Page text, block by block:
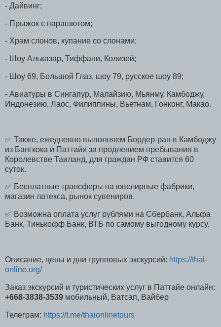
- Дайвинг;
- Прыжок с парашютом;
- Храм слонов, купание со слонами;
- Шоу Альказар, Тиффани, Колизей;
- Шоу 69, Большой Глаз, шоу 79, русское шоу 89;
- Авиатуры в Сингапур, Малайзию, Мьянму, Камбоджу,
Индонезию, Лаос, Филиппины, Вьетнам, Гонконг, Макао.
✅ Также, ежедневно выполняем Бордер-ран в Камбоджу
из Бангкока и Паттайи за продлением пребывания в
Королевстве Таиланд, для граждан РФ ставится 60
суток.
✅ Бесплатные трансферы на ювелирные фабрики,
магазин латекса, рынок сувениров.
✅ Возможна оплата услуг рублями на Сбербанк, Альфа
Банк, Тинькофф Банк, ВТБ по самому выгодному курсу.
Описание, цены и дни групповых экскурсий: https://thai-
online.org/
Заказ экскурсий и туристических услуг в Паттайе онлайн:
+668-3838-3539 мобильный, Ватсап, Вайбер
Телеграм: https://t.me/thaionlinetours